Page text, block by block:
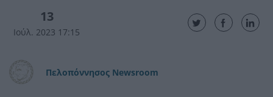
13
Ιούλ. 2023 17:15
Πελοπόννησος Newsroom